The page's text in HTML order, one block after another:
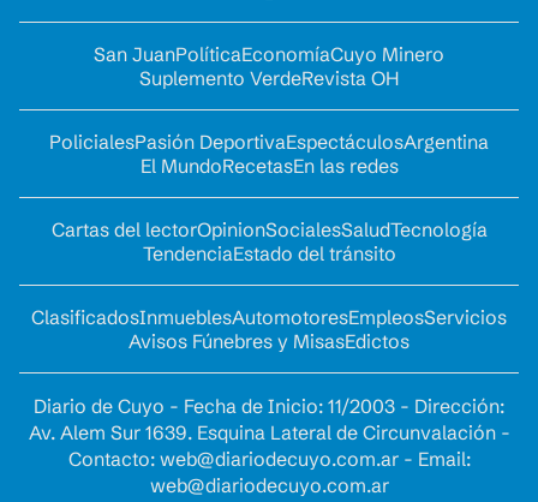
San JuanPolíticaEconomíaCuyo Minero
Suplemento VerdeRevista OH
PolicialesPasión DeportivaEspectáculosArgentina
El MundoRecetasEn las redes
Cartas del lectorOpinionSocialesSaludTecnología
TendenciaEstado del tránsito
ClasificadosInmueblesAutomotoresEmpleosServicios
Avisos Fúnebres y MisasEdictos
Diario de Cuyo - Fecha de Inicio: 11/2003 - Dirección:
Av. Alem Sur 1639. Esquina Lateral de Circunvalación -
Contacto: web@diariodecuyo.com.ar- Email:
web@diariodecuyo.com.ar